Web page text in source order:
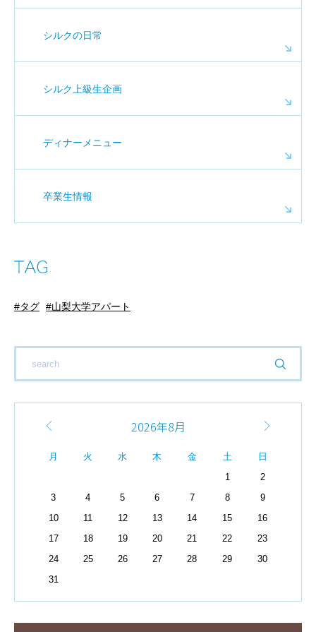
シルクの日常
シルク上級生企画
ディナーメニュー
卒業生情報
タグ 山梨大学アパート
2026年8月
月 火 水 木 金 土
日
1
2
3
4 5 6 7 8
9
10
11 12 13 14 15
16
17
18 19 20 21 22
23
24
25 26 27 28 29
30
31